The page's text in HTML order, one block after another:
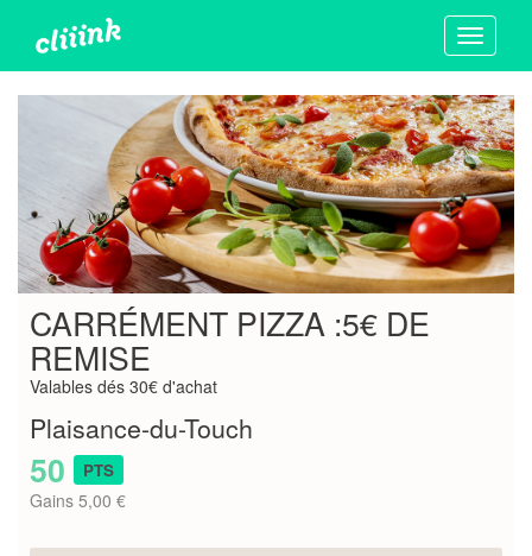
Toggle
CARRÉMENT PIZZA :5€ DE
REMISE
Valables dés 30€ d'achat
Plaisance-du-Touch
50 PTS
Gains 5,00 €